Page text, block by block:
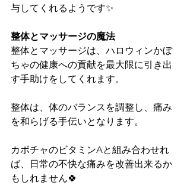
与してくれるようです✨
整体とマッサージの魔法
整体とマッサージは、ハロウィンかぼ
ちゃの健康への貢献を最大限に引き出
す手助けをしてくれます。
整体は、体のバランスを調整し、痛み
を和らげる手伝いとなります。
カボチャのビタミンAと組み合わせれ
ば、日常の不快な痛みを改善出来るか
もしれません🍀